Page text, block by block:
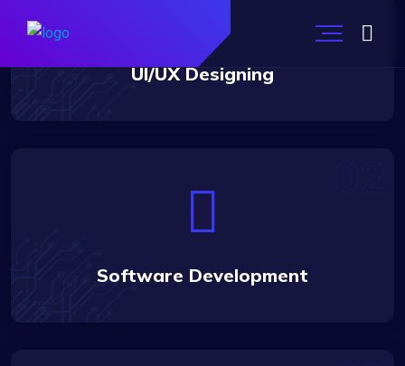
UI/UX Designing
Software Development